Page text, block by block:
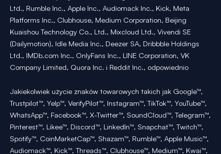
Ltd., Rumble Inc., Apple Inc., Audiomack Inc., Kick, Meta
Platforms Inc., Clubhouse, Medium Corporation, Beijing
Kuaishou Technology Co., Ltd., Mixcloud Ltd., Vivendi SE
(Dailymotion), Idle Media Inc., Deezer SA, Dribbble Holdings
Ltd., IMDb.com Inc., OnlyFans Inc., LINE Corporation, VK
Company Limited, Quora Inc. i Reddit Inc., odpowiednio
Jakiekolwiek użycie znaków towarowych takich jak Google™,
Trustpilot™, Yelp™, VerifyPilot™, Instagram™, TikTok™, YouTube™,
WhatsApp™, Facebook™, X-Twitter™, SoundCloud™, Telegram™,
Pinterest™, Likee™, Discord™, LinkedIn™, Snapchat™, Twitch™,
Spotify™, CoinMarketCap™, Shazam™, Rumble™, Apple Music™,
Audiomack™, Kick™, Threads™, Clubhouse™, Medium™, Kwai™,